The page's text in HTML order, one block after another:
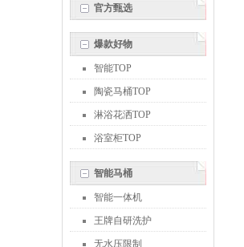
官方甄选
爆款好物
智能TOP
陶瓷马桶TOP
淋浴花洒TOP
浴室柜TOP
智能马桶
智能一体机
王牌自研洗护
无水压限制